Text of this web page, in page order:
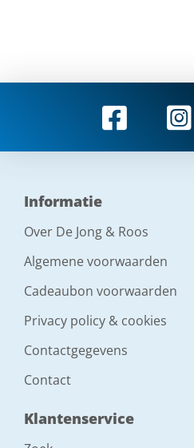
Informatie
Over De Jong & Roos
Algemene voorwaarden
Cadeaubon voorwaarden
Privacy policy & cookies
Contactgegevens
Contact
Klantenservice